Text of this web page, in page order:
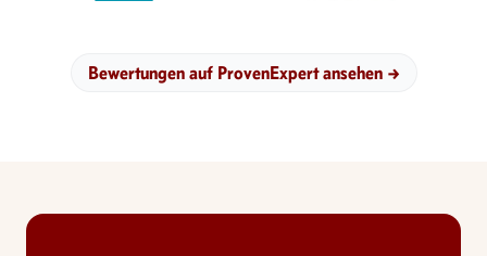
Bewertungen auf ProvenExpert ansehen →